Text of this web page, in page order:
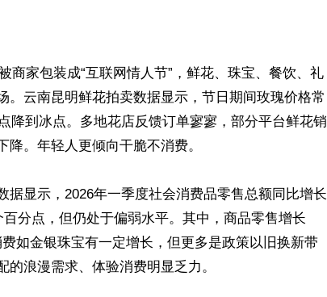
商家包装成“互联网情人节”，鲜花、珠宝、餐饮、礼
。云南昆明鲜花拍卖数据显示，节日期间玫瑰价格常
降到冰点。多地花店反馈订单寥寥，部分平台鲜花销
。年轻人更倾向干脆不消费。
据显示，2026年一季度社会消费品零售总额同比增长
分点，但仍处于偏弱水平。其中，商品零售增长
如金银珠宝有一定增长，但更多是政策以旧换新带
浪漫需求、体验消费明显乏力。